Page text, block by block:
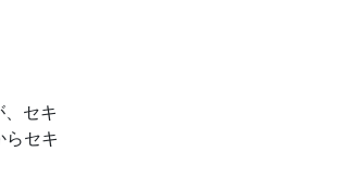
セキ
らセキ